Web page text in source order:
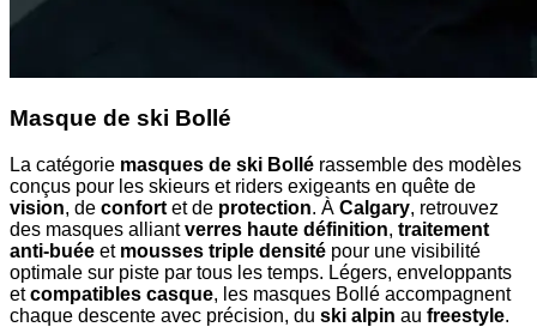
Masque de ski Bollé
La catégorie masques de ski Bollé rassemble des modèles
conçus pour les skieurs et riders exigeants en quête de
vision, de confort et de protection. À Calgary, retrouvez
des masques alliantverres haute définition, traitement
anti-buée et mousses triple densité pour une visibilité
optimale sur piste par tous les temps. Légers, enveloppants
etcompatibles casque, les masques Bollé accompagnent
chaque descente avec précision, du ski alpin au freestyle.